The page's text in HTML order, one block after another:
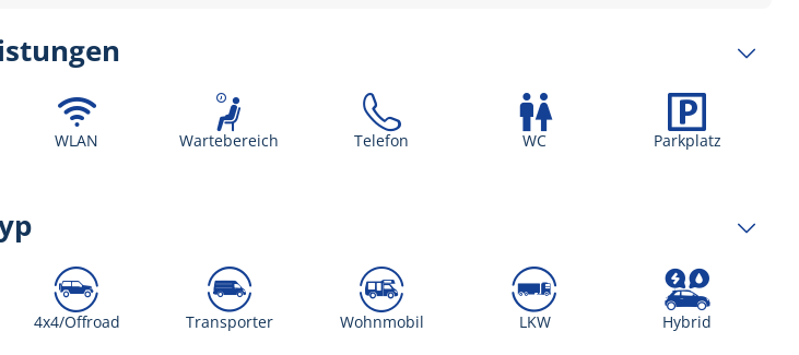
WLAN Wartebereich Telefon WC Parkplatz
4x4/Offroad Transporter Wohnmobil LKW Hybrid